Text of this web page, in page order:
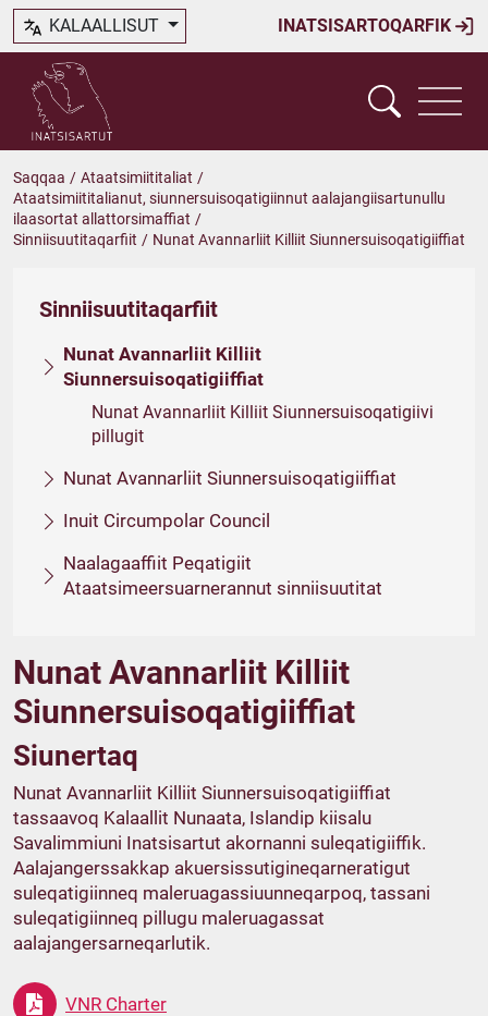
INATSISARTOQARFIK
KALAALLISUT
Saqqaa / Ataatsimiititaliat /
Ataatsimiititalianut, siunnersuisoqatigiinnut aalajangiisartunullu
ilaasortat allattorsimaffiat /
Sinniisuutitaqarfiit / Nunat Avannarliit Killiit Siunnersuisoqatigiiffiat
Sinniisuutitaqarfiit
Nunat Avannarliit Killiit
Siunnersuisoqatigiiffiat
Nunat Avannarliit Killiit Siunnersuisoqatigiivi
pillugit
Nunat Avannarliit Siunnersuisoqatigiiffiat
Inuit Circumpolar Council
Naalagaaffiit Peqatigiit
Ataatsimeersuarnerannut sinniisuutitat
Nunat Avannarliit Killiit
Siunnersuisoqatigiiffiat
Siunertaq
Nunat Avannarliit Killiit Siunnersuisoqatigiiffiat
tassaavoq Kalaallit Nunaata, Islandip kiisalu
Savalimmiuni Inatsisartut akornanni suleqatigiiffik.
Aalajangerssakkap akuersissutigineqarneratigut
suleqatigiinneq maleruagassiuunneqarpoq, tassani
suleqatigiinneq pillugu maleruagassat
aalajangersarneqarlutik.
VNR Charter